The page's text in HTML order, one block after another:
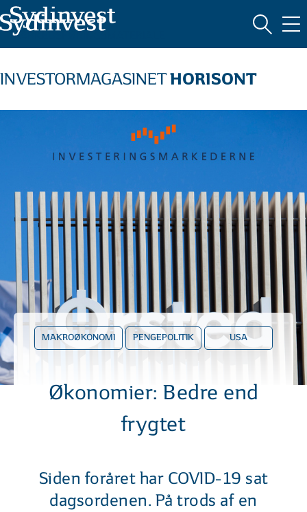
MARKEDSFØRINGSMATERIALE
INVESTORMAGASINETHORISONT
MAKROØKONOMI PENGEPOLITIK USA
Økonomier: Bedre end
frygtet
Siden foråret har COVID-19 sat
dagsordenen. På trods af en